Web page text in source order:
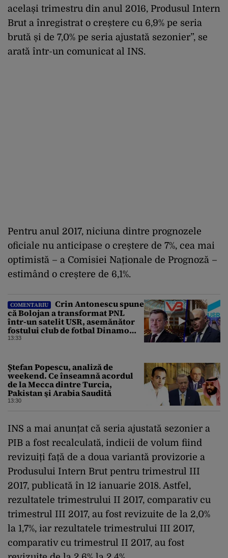
același trimestru din anul 2016, Produsul Intern
Brut a înregistrat o creștere cu 6,9% pe seria
brută și de 7,0% pe seria ajustată sezonier”, se
arată într-un comunicat al INS.
Pentru anul 2017, niciuna dintre prognozele
oficiale nu anticipase o creștere de 7%, cea mai
optimistă – a Comisiei Naționale de Prognoză –
estimând o creștere de 6,1%.
COMENTARIU
Crin Antonescu spune
că Bolojan a transformat PNL
într-un satelit USR, asemănător
fostului club de fotbal Dinamo
Victoria, care a aparținut Miliției
13:33
Ștefan Popescu, analiză de
weekend. Ce înseamnă acordul
de la Mecca dintre Turcia,
Pakistan şi Arabia Saudită
13:30
INS a mai anunțat că seria ajustată sezonier a
PIB a fost recalculată, indicii de volum fiind
revizuiți față de a doua variantă provizorie a
Produsului Intern Brut pentru trimestrul III
2017, publicată în 12 ianuarie 2018. Astfel,
rezultatele trimestrului II 2017, comparativ cu
trimestrul III 2017, au fost revizuite de la 2,0%
la 1,7%, iar rezultatele trimestrului III 2017,
comparativ cu trimestrul II 2017, au fost